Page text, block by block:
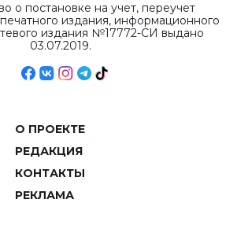
о постановке на учет, переучет
издания, информационного
издания №17772-СИ выдано
03.07.2019.
О ПРОЕКТЕ
РЕДАКЦИЯ
КОНТАКТЫ
РЕКЛАМА